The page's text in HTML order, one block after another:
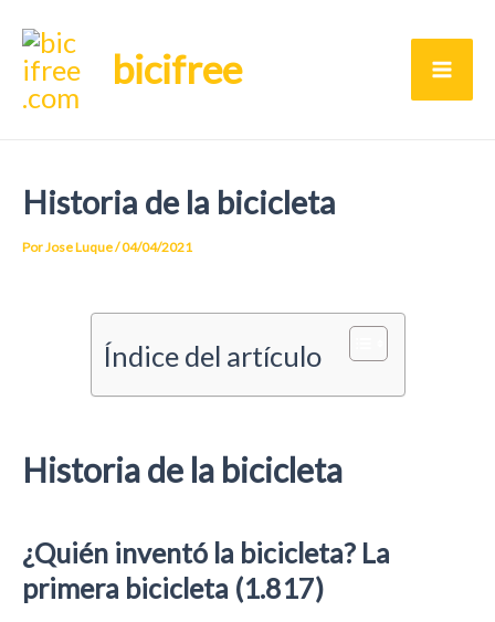
bicifree
Historia de la bicicleta
PorJose Luque/04/04/2021
Índice del artículo
Historia de la bicicleta
¿Quién inventó la bicicleta? La
primera bicicleta (1.817)